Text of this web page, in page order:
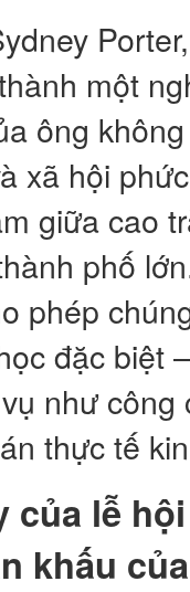
một
ông
xã hội
giữa cao
phố
phép
đặc biệt
như
thực tế
của lễ
khấu